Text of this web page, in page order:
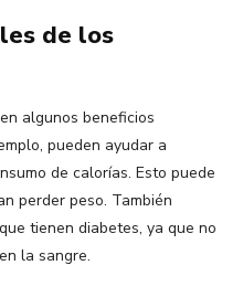
de los
algunos beneficios
pueden ayudar a
de calorías. Esto puede
perder peso. También
tienen diabetes, ya que no
la sangre.